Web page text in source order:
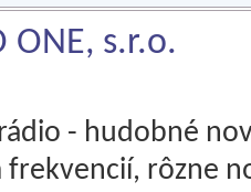
ONE, s.r.o.
- hudobné
frekvencií, rôzne